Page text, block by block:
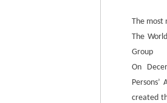
The most
The
Group
On
Persons’
created